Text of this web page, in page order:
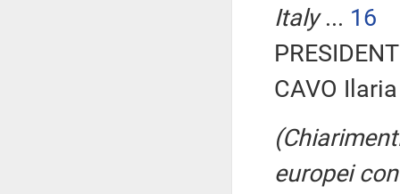
Italy... 16
CAVO
europei